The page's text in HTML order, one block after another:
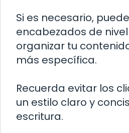
Si es necesario,
encabezados de
organizar tu
más específica.
Recuerda evitar los
un estilo claro y
escritura.